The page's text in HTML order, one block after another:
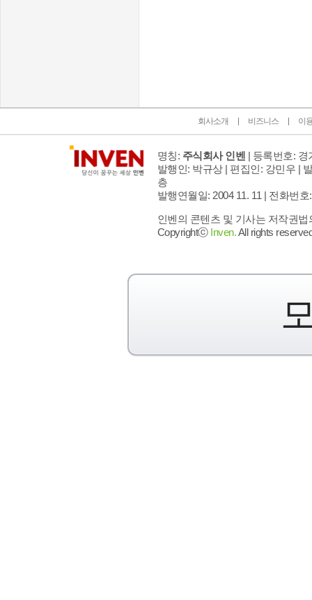
회사소개 비즈니스 이
명칭: 주식회사 인벤 | 등록번호: 경
발행인: 박규상 | 편집인: 강민우 |
층
발행연월일: 2004 11. 11 | 전화번호
인벤의 콘텐츠 및 기사는 저작권
Copyrightⓒ Inven.All rights